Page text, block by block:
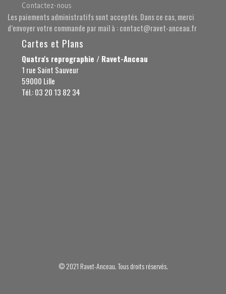
Contactez-nous
Les paiements administratifs sont acceptés. Dans ce cas, merci
d’envoyer votre commande par mail à : contact@ravet-anceau.fr
Cartes et Plans
Quatra's reprographie / Ravet-Anceau
1 rue Saint Sauveur
59000 Lille
Tél.: 03 20 13 82 34
© 2021 Ravet-Anceau. Tous droits réservés.